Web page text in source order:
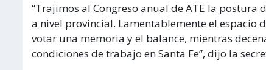
“Trajimos al Congreso anual de ATE la
a nivel provincial. Lamentablemente el espacio
votar una memoria y el balance, mientras
condiciones de trabajo en Santa Fe”, dijo la